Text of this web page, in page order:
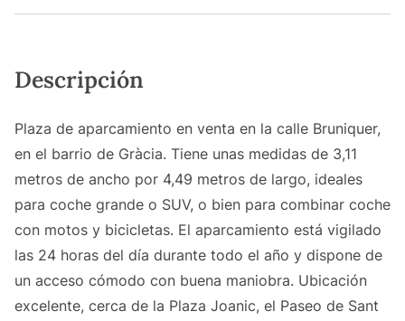
Descripción
Plaza de aparcamiento en venta en la calle Bruniquer,
en el barrio de Gràcia. Tiene unas medidas de 3,11
metros de ancho por 4,49 metros de largo, ideales
para coche grande o SUV, o bien para combinar coche
con motos y bicicletas. El aparcamiento está vigilado
las 24 horas del día durante todo el año y dispone de
un acceso cómodo con buena maniobra. Ubicación
excelente, cerca de la Plaza Joanic, el Paseo de Sant